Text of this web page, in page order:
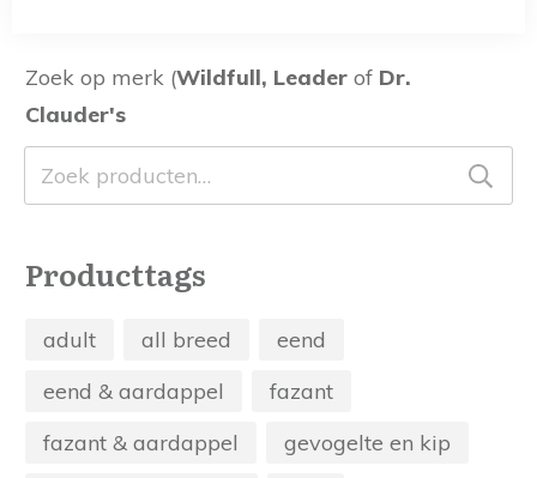
Zoek op merk (Wildfull, Leader of Dr.
Clauder's
Zoeken
naar:
Producttags
adult all breed
eend
eend & aardappel
fazant
fazant & aardappel
gevogelte en kip